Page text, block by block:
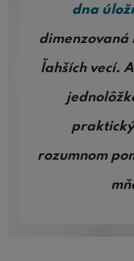
dna
dimenzovaná
ľahších vecí.
rozumnom